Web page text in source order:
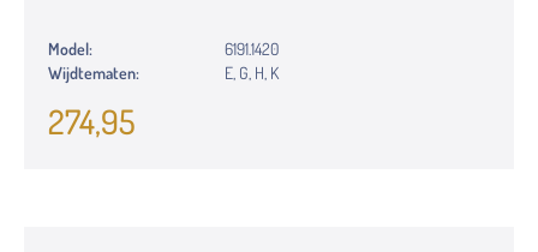
Model:
6191.1420
Wijdtematen:
E, G, H, K
274,95